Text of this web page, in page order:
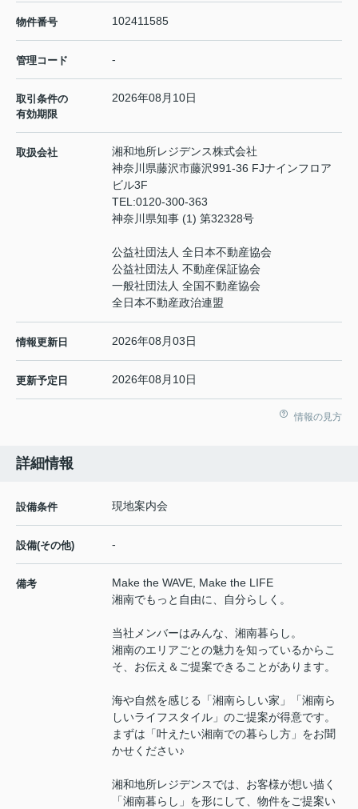
物件番号 102411585
管理コード -
取引条件の
有効期限
2026年08月10日
取扱会社
湘和地所レジデンス株式会社
神奈川県藤沢市藤沢991-36 FJナインフロア
ビル3F
TEL:0120-300-363
神奈川県知事 (1) 第32328号
公益社団法人 全日本不動産協会
公益社団法人 不動産保証協会
一般社団法人 全国不動産協会
全日本不動産政治連盟
情報更新日 2026年08月03日
更新予定日 2026年08月10日
情報の見方
詳細情報
設備条件 現地案内会
設備(その他) -
備考
Make the WAVE, Make the LIFE
湘南でもっと自由に、自分らしく。
当社メンバーはみんな、湘南暮らし。
湘南のエリアごとの魅力を知っているからこ
そ、お伝え＆ご提案できることがあります。
海や自然を感じる「湘南らしい家」「湘南ら
しいライフスタイル」のご提案が得意です。
まずは「叶えたい湘南での暮らし方」をお聞
かせください♪
湘和地所レジデンスでは、お客様が想い描く
「湘南暮らし」を形にして、物件をご提案い